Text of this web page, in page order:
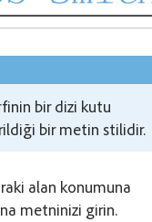
bir dizi kutu
bir metin stilidir.
alan konumuna
metninizi girin.